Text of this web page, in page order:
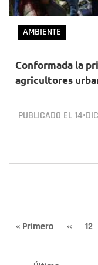
AMBIENTE
Conformada la
agricultores
PUBLICADO EL
Primera
« Primero
Página
‹‹ Page
12